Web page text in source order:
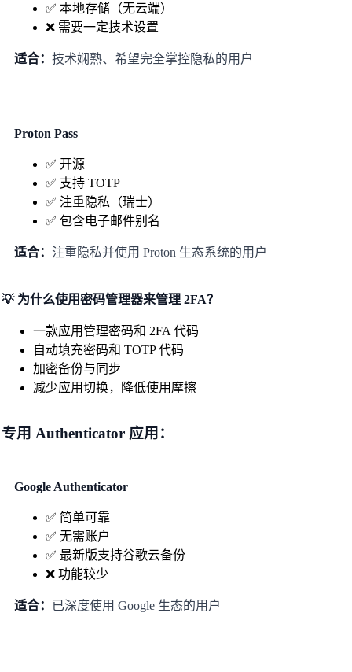
✅ 本地存储（无云端）
❌ 需要一定技术设置
适合： 技术娴熟、希望完全掌控隐私的用户
Proton Pass
✅ 开源
✅ 支持 TOTP
✅ 注重隐私（瑞士）
✅ 包含电子邮件别名
适合： 注重隐私并使用 Proton 生态系统的用户
💡 为什么使用密码管理器来管理 2FA？
一款应用管理密码和 2FA 代码
自动填充密码和 TOTP 代码
加密备份与同步
减少应用切换，降低使用摩擦
专用 Authenticator 应用：
Google Authenticator
✅ 简单可靠
✅ 无需账户
✅ 最新版支持谷歌云备份
❌ 功能较少
适合： 已深度使用 Google 生态的用户